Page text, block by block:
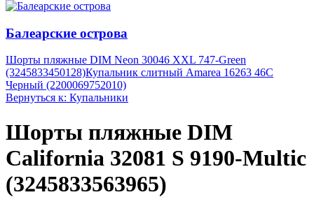
Балеарские острова
Шорты пляжные DIM Neon 30046 XXL 747-Green
(3245833450128)Купальник слитный Amarea 16263 46C
Черный (2200069752010)
Вернуться к: Купальники
Шорты пляжные DIM
California 32081 S 9190-Multic
(3245833563965)